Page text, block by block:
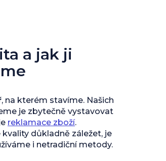
a jak ji
, na kterém stavíme. Našich
je zbytečně vystavovat
reklamace zboží.
důkladně záležet, je
i netradiční metody.